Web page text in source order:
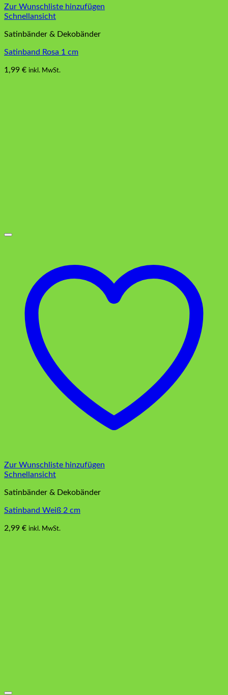
Zur Wunschliste hinzufügen
Schnellansicht
Satinbänder & Dekobänder
Satinband Rosa 1 cm
1,99 € inkl. MwSt.
Zur Wunschliste hinzufügen
Schnellansicht
Satinbänder & Dekobänder
Satinband Weiß 2 cm
2,99 € inkl. MwSt.